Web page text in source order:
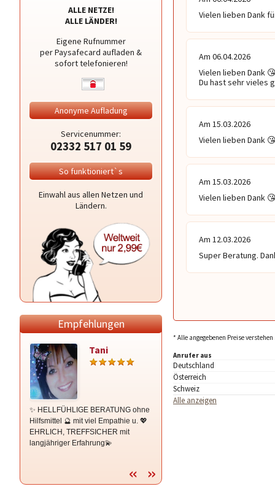
ALLE NETZE!
ALLE LÄNDER!
Eigene Rufnummer
per Paysafecard aufladen &
sofort telefonieren!
Anonyme Aufladung
Servicenummer:
02332 517 01 59
So funktioniert`s
Einwahl aus allen Netzen und
Ländern.
Empfehlungen
Tani
✨ HELLFÜHLIGE BERATUNG ohne
Hilfsmittel 🔮 mit viel Empathie u. 💖
EHRLICH, TREFFSICHER mit
langjähriger Erfahrung💫
Vielen lieben Dank
Am 06.04.2026
Vielen lieben Dank
Du hast sehr vieles
Am 15.03.2026
Vielen lieben Dank
Am 15.03.2026
Vielen lieben Dank
Am 12.03.2026
Super Beratung.
* Alle angegebenen Preise
Anrufer aus
Deutschland
Österreich
Schweiz
Alle anzeigen